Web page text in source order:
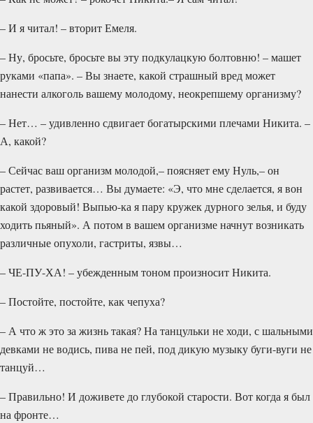
– И я читал! – вторит Емеля.
– Ну, бросьте, бросьте вы эту подкулацкую болтовню! – машет
руками «папа». – Вы знаете, какой страшный вред может
нанести алкоголь вашему молодому, неокрепшему организму?
– Нет… – удивленно сдвигает богатырскими плечами Никита. –
А, какой?
– Сейчас ваш организм молодой,– поясняет ему Нуль,– он
растет, развивается… Вы думаете: «Э, что мне сделает­ся, я вон
какой здоровый! Выпью-ка я пару кружек дурного зелья, и буду
ходить пьяный». А потом в вашем организме начнут возникать
различные опухоли, гастриты, язвы…
– ЧЕ-ПУ-ХА! – убежденным тоном произносит Никита.
– Постойте, постойте, как чепуха?
– А что ж это за жизнь такая? На танцульки не ходи, с шальными
девками не водись, пива не пей, под дикую музыку буги-вуги не
танцуй…
– Правильно! И доживете до глубокой старости. Вот когда я был
на фронте…